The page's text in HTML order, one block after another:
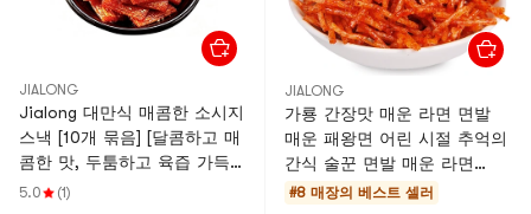
JIALONG
Jialong 대만식 매콤한 소시지
스낵 [10개 묶음] [달콤하고 매
콤한 맛, 두툼하고 육즙 가득]
매콤한 조각, 마라 스낵, 8090
5.0
(1)
JIALONG
가룡 간장맛 매운 라면 면발
매운 패왕면 어린 시절 추억의
간식 술꾼 면발 매운 라면
18g*10개입
#8 매장의 베스트 셀러